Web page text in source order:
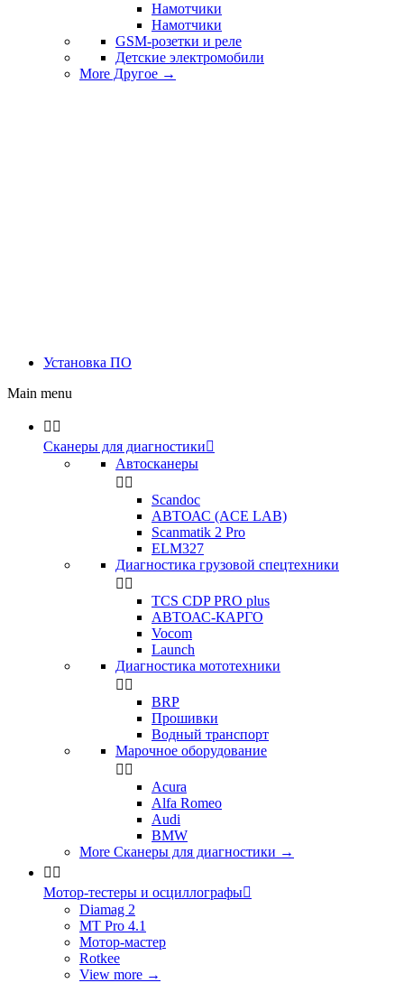
Намотчики
Намотчики
GSM-розетки и реле
Детские электромобили
More Другое →
Установка ПО
Main menu
 
Сканеры для диагностики
Автосканеры
 
Scandoc
АВТОАС (ACE LAB)
Scanmatik 2 Pro
ELM327
Диагностика грузовой спецтехники
 
TCS CDP PRO plus
АВТОАС-КАРГО
Vocom
Launch
Диагностика мототехники
 
BRP
Прошивки
Водный транспорт
Марочное оборудование
 
Acura
Alfa Romeo
Audi
BMW
More Сканеры для диагностики →
 
Мотор-тестеры и осциллографы
Diamag 2
MT Pro 4.1
Мотор-мастер
Rotkee
View more →